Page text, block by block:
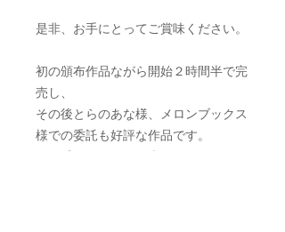
是非、お手にとってご賞味ください。
初の頒布作品ながら開始２時間半で完
売し、
その後とらのあな様、メロンブックス
様での委託も好評な作品です。
ぜひ愛でて頂けたら幸いです。